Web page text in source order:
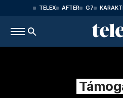
TELEX AFTER G7